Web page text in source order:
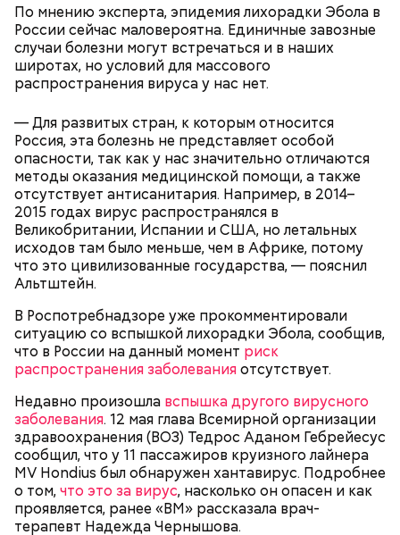
По мнению эксперта, эпидемия лихорадки Эбола в
России сейчас маловероятна. Единичные завозные
случаи болезни могут встречаться и в наших
широтах, но условий для массового
распространения вируса у нас нет.
— Для развитых стран, к которым относится
Россия, эта болезнь не представляет особой
опасности, так как у нас значительно отличаются
методы оказания медицинской помощи, а также
отсутствует антисанитария. Например, в 2014–
2015 годах вирус распространялся в
Великобритании, Испании и США, но летальных
исходов там было меньше, чем в Африке, потому
что это цивилизованные государства, — пояснил
Альтштейн.
В Роспотребнадзоре уже прокомментировали
ситуацию со вспышкой лихорадки Эбола, сообщив,
что в России на данный момент риск
распространения заболеванияотсутствует.
Недавно произошла вспышка другого вирусного
заболевания. 12 мая глава Всемирной организации
здравоохранения (ВОЗ) Тедрос Аданом Гебрейесус
сообщил, что у 11 пассажиров круизного лайнера
MV Hondius был обнаружен хантавирус. Подробнее
о том, что это за вирус, насколько он опасен и как
проявляется, ранее «ВМ» рассказала врач-
терапевт Надежда Чернышова.
Диетолог Русакова рассказала,
что должно быть в составе
крабовых палочек
— Бывает тушенка, в которой много сала и
добавок, — ее нежелательно есть. Если эта тушенка
— просто мясо или даже домашнего
приготовления, то один-два раза в неделю она
может присутствовать в рационе, — подчеркнула
специалист.
По словам врача, тушенка полезнее колбасы,
потому что является отварным и герметично
упакованным продуктом. Однако если на упаковке
есть повреждения, то в таком случае даже
качественную тушенку брать не стоит. Она
непригодна для употребления и может стать
причиной развития ботулизма или других опасных
инфекций.
— Затем достать подпекшийся до темного цвета
перец с углей и переложить его в пакет, чтобы
кожица стала мягкой. После необходимо снять эту
кожицу с овоща и нарезать. Далее готовые лук,
баклажан и кабачок разрезать пополам, а помидор
— на крупные дольки, — рассказал собеседник
«ВМ».
Для заправки нужно мелко нарезать чеснок и
смешать его с уксусом, оливковым маслом, сахаром
и нарезанной веточкой тархуна.